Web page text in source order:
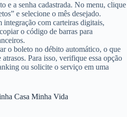
e a senha cadastrada. No menu, clique
e selecione o mês desejado.
com carteiras digitais,
o código de barras para
o boleto no débito automático, o que
Para isso, verifique essa opção
ou solicite o serviço em uma
Casa Minha Vida